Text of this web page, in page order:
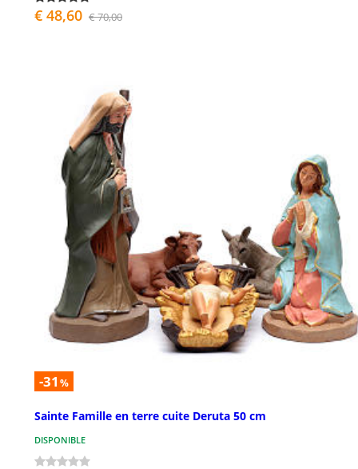
€ 48,60 € 70,00
-31 %
Sainte Famille en terre cuite Deruta 50 cm
DISPONIBLE